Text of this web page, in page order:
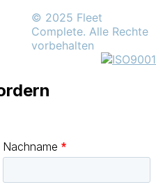
© 2025 Fleet
Complete. Alle Rechte
vorbehalten